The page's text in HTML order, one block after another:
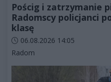
Pościg i zatrzymanie
Radomscy policjanci
klasę
Data dodania artykułu:
06.08.2026 14:05
Kategorie artykułu:
Radom